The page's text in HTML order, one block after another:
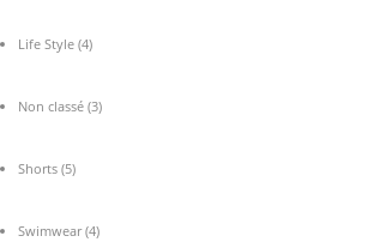
Life Style (4)
Non classé (3)
Shorts (5)
Swimwear(4)